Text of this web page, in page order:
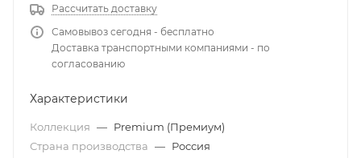
Рассчитать доставку
Самовывоз сегодня - бесплатно
Доставка транспортными компаниями - по
согласованию
Характеристики
Коллекция — Premium (Премиум)
Страна производства — Россия